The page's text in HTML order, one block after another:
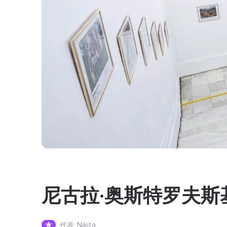
尼古拉·奥斯特罗夫
代表 Nikita